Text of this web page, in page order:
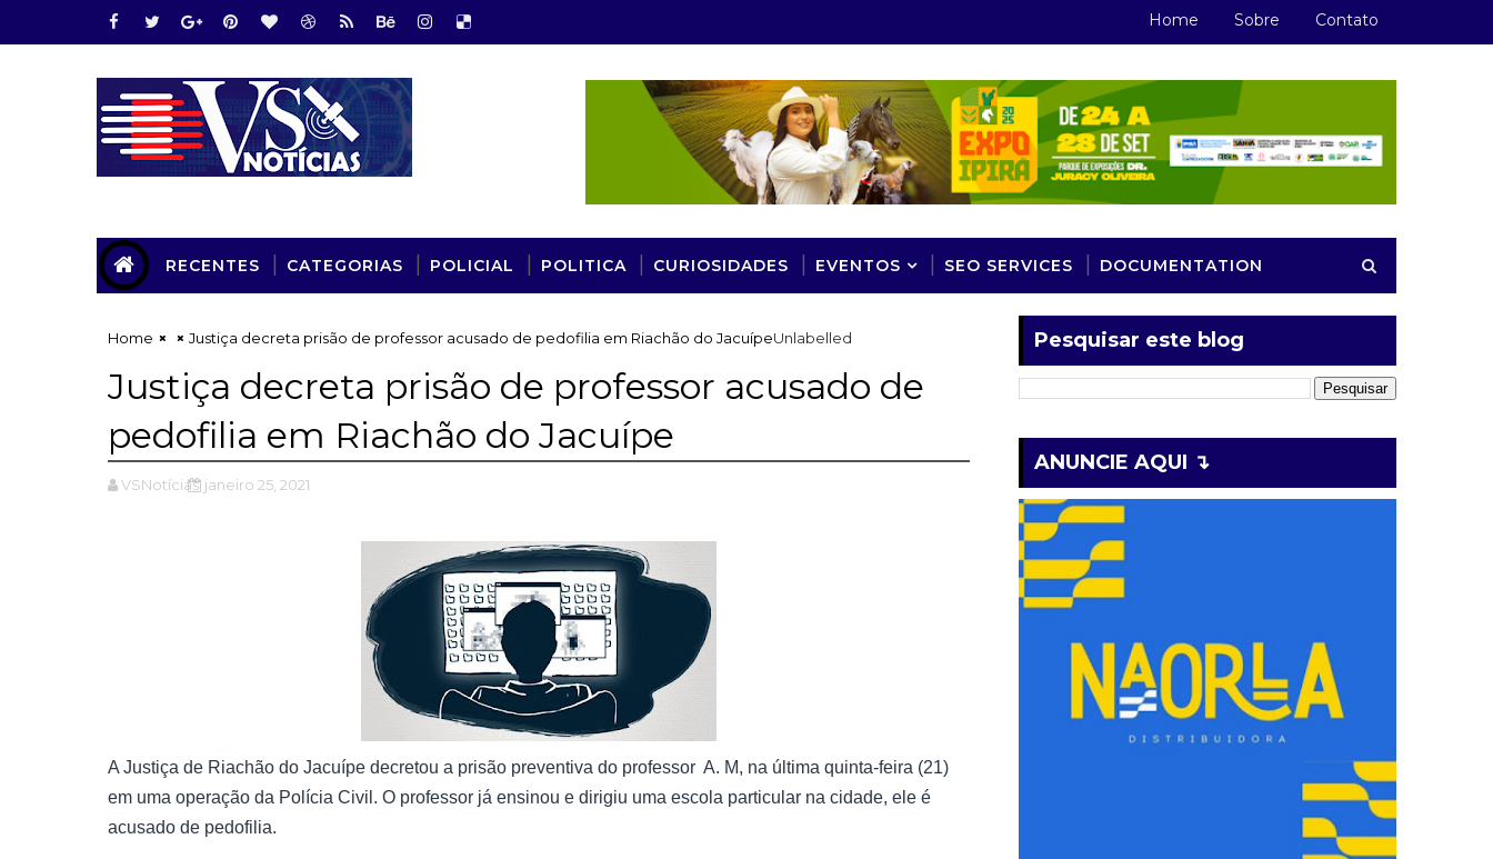
Home Sobre Contato
RECENTES CATEGORIAS POLICIAL POLITICA CURIOSIDADES EVENTOS SEO SERVICES DOCUMENTATION
Home Unlabelled
Justiça decreta prisão de professor acusado de pedofilia em Riachão do Jacuípe
Justiça decreta prisão de professor acusado de
pedofilia em Riachão do Jacuípe
VSNotícias janeiro 25, 2021
A Justiça de Riachão do Jacuípe decretou a prisão preventiva do professor A. M, na última quinta-feira (21)
em uma operação da Polícia Civil. O professor já ensinou e dirigiu uma escola particular na cidade, ele é
acusado de pedofilia.
Pesquisar este blog
ANUNCIE AQUI ↴